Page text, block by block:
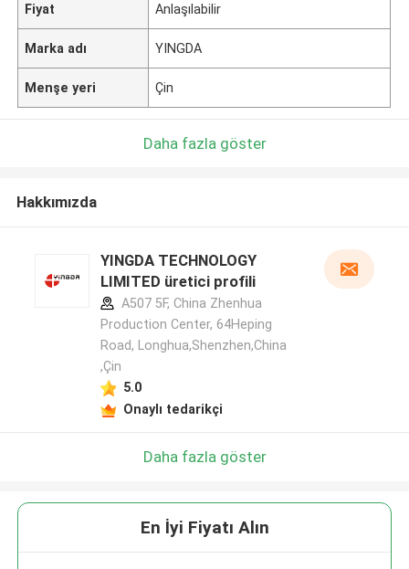
Fiyat Anlaşılabilir
Marka adı YINGDA
Menşe yeri Çin
Daha fazla göster
Hakkımızda
YINGDA TECHNOLOGY
LIMITED üretici profili
A507 5F, China Zhenhua
Production Center, 64Heping
Road, Longhua,Shenzhen,China
,Çin
5.0
Onaylı tedarikçi
Daha fazla göster
En İyi Fiyatı Alın